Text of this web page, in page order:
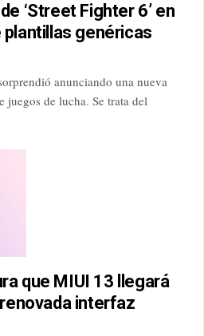
‘Street Fighter 6’ en
genéricas
anunciando una nueva
juegos de lucha. Se trata del
que MIUI 13 llegará
interfaz